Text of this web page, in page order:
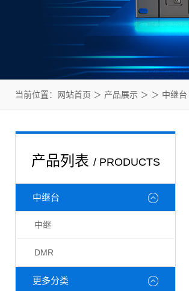
当前位置： 网站首页 ＞ 产品展示 ＞ ＞ 中继台
产品列表 / PRODUCTS
中继台
中继
DMR
更多分类